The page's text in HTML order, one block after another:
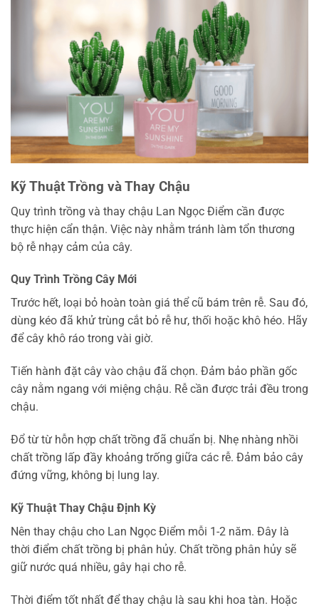
Kỹ Thuật Trồng và Thay Chậu
Quy trình trồng và thay chậu Lan Ngọc Điểm cần được
thực hiện cẩn thận. Việc này nhằm tránh làm tổn thương
bộ rễ nhạy cảm của cây.
Quy Trình Trồng Cây Mới
Trước hết, loại bỏ hoàn toàn giá thể cũ bám trên rễ. Sau đó,
dùng kéo đã khử trùng cắt bỏ rễ hư, thối hoặc khô héo. Hãy
để cây khô ráo trong vài giờ.
Tiến hành đặt cây vào chậu đã chọn. Đảm bảo phần gốc
cây nằm ngang với miệng chậu. Rễ cần được trải đều trong
chậu.
Đổ từ từ hỗn hợp chất trồng đã chuẩn bị. Nhẹ nhàng nhồi
chất trồng lấp đầy khoảng trống giữa các rễ. Đảm bảo cây
đứng vững, không bị lung lay.
Kỹ Thuật Thay Chậu Định Kỳ
Nên thay chậu cho Lan Ngọc Điểm mỗi 1-2 năm. Đây là
thời điểm chất trồng bị phân hủy. Chất trồng phân hủy sẽ
giữ nước quá nhiều, gây hại cho rễ.
Thời điểm tốt nhất để thay chậu là sau khi hoa tàn. Hoặc